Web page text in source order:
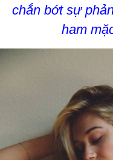
chắn bớt sự
ham